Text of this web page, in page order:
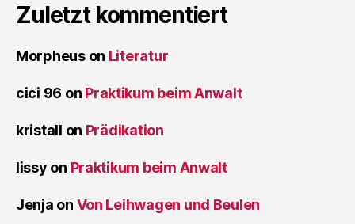
Zuletzt kommentiert
Morpheuson Literatur
cici 96 on Praktikum beim Anwalt
kristall on Prädikation
lissy on Praktikum beim Anwalt
Jenja on Von Leihwagen und Beulen